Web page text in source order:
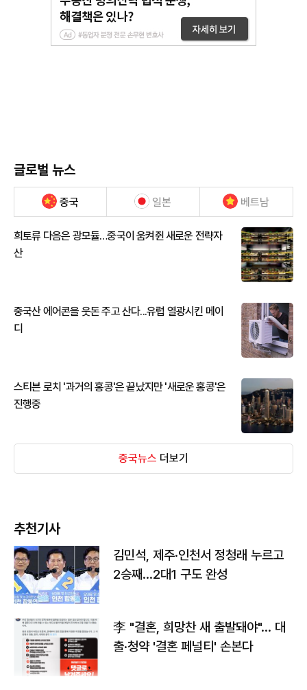
글로벌 뉴스
중국 일본 베트남
희토류 다음은 광모듈…중국이 움켜쥔 새로운 전략자
산
중국산 에어콘을 웃돈 주고 산다...유럽 열광시킨 메이
디
스티븐 로치 '과거의 홍콩'은 끝났지만 '새로운 홍콩'은
진행중
중국뉴스 더보기
추천기사
김민석, 제주·인천서 정청래 누르고
2승째…2대1 구도 완성
李 "결혼, 희망찬 새 출발돼야"… 대
출·청약 '결혼 페널티' 손본다